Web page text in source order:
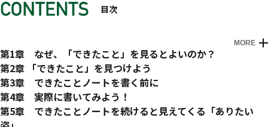
目次
MORE
はじめに
「できたことノート」の書き方
実際にやってみた人の声
第1章 なぜ、「できたこと」を見るとよいのか？
あなたの「思考のタイプ」はどっち？
「ないない思考」はあなたのせいではない
欠けている部分に目がいくのは人間の習性
子どものころから鍛えられた「残念な視点」
第2章 「できたこと」を見つけよう
「できたこと」の上手な探し方
「気持ちいい！」を見つけるHappy のめがね
「スッキリ」のレンズ
第3章 できたことノートを書く前に
できたことを深く考える「内省」
自分を磨く3 つの習慣
第4章 実際に書いてみよう！
できたことノートを書くための「4 つの質問」
第5章 できたことノートを続けると見えてくる「ありたい